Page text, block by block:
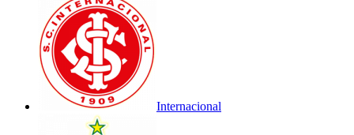
Internacional